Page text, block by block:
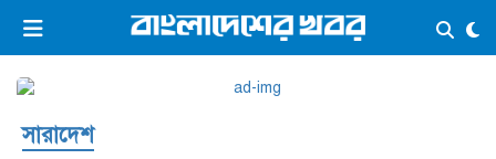
ভিডিও ই-পেপার লগইন ×
সারাদেশ